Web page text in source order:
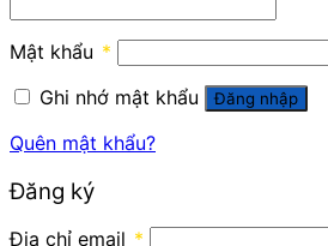
Mật khẩu *
Ghi nhớ mật khẩu
Đăng nhập
Quên mật khẩu?
Đăng ký
Địa chỉ email *